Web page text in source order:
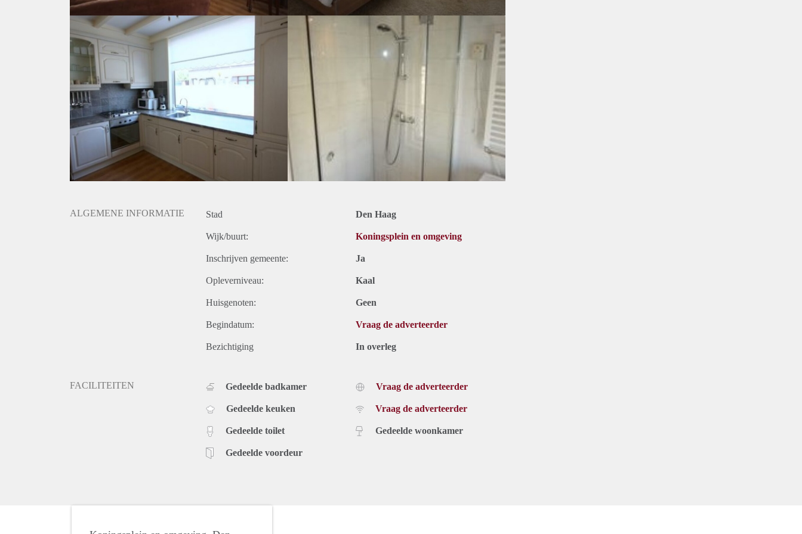
ALGEMENE INFORMATIE Stad Den Haag
Wijk/buurt: Koningsplein en omgeving
Inschrijven gemeente: Ja
Opleverniveau: Kaal
Huisgenoten: Geen
Begindatum: Vraag de adverteerder
Bezichtiging In overleg
FACILITEITEN Gedeelde badkamer
Gedeelde keuken
Gedeelde toilet
Gedeelde voordeur
Vraag de adverteerder
Vraag de adverteerder
Gedeelde woonkamer